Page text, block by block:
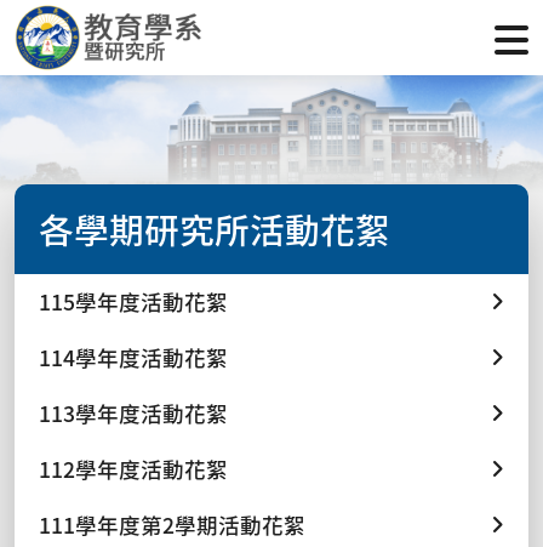
各學期研究所活動花絮
115學年度活動花絮
114學年度活動花絮
113學年度活動花絮
112學年度活動花絮
111學年度第2學期活動花絮